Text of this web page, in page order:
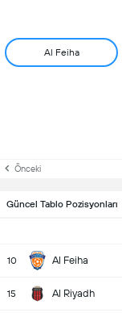
Al Feiha
Önceki
Güncel Tablo Pozisyonları
10 Al Feiha
15 Al Riyadh